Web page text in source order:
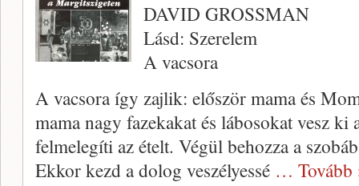
DAVID GROSSMAN
Lásd: Szerelem
A vacsora
A vacsora így zajlik: először mama és
mama nagy fazekakat és lábosokat vesz ki
felmelegíti az ételt. Végül behozza a
Ekkor kezd a dolog veszélyessé … Tovább